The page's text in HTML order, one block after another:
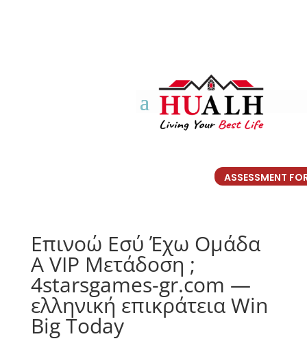
ASSESSMENT
Επινοώ Εσύ Έχω Ομάδα
Α VIP Μετάδοση ;
4starsgames-gr.com —
ελληνική επικράτεια Win
Big Today